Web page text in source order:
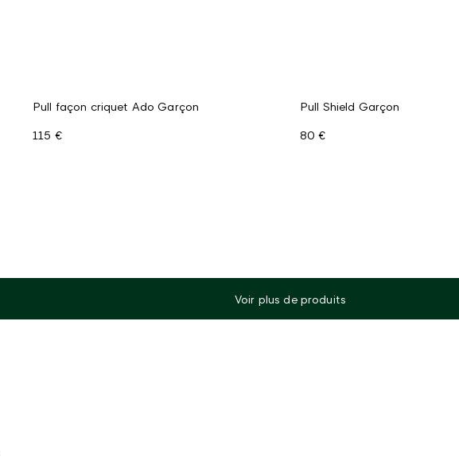
Pull façon criquet Ado Garçon
115 €
Pull Shield Garçon
80 €
Voir plus de produits